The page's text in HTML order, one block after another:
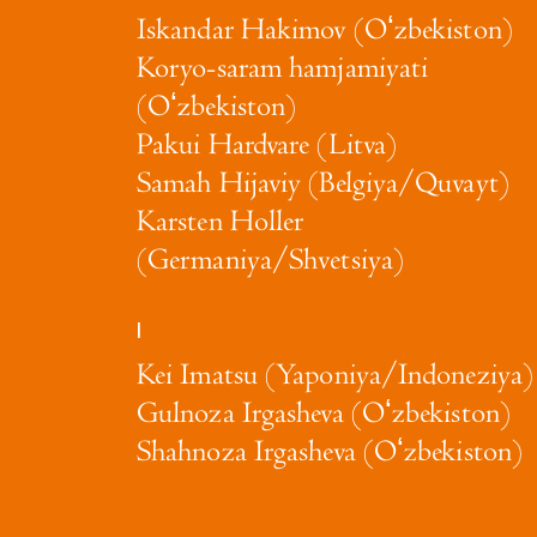
Iskandar Hakimov (Oʻzbekiston)
Koryo-saram hamjamiyati
(Oʻzbekiston)
Pakui Hardvare (Litva)
Samah Hijaviy (Belgiya/Quvayt)
Karsten Holler
(Germaniya/Shvetsiya)
I
Kei Imatsu (Yaponiya/Indoneziya)
Gulnoza Irgasheva (Oʻzbekiston)
Shahnoza Irgasheva (Oʻzbekiston)